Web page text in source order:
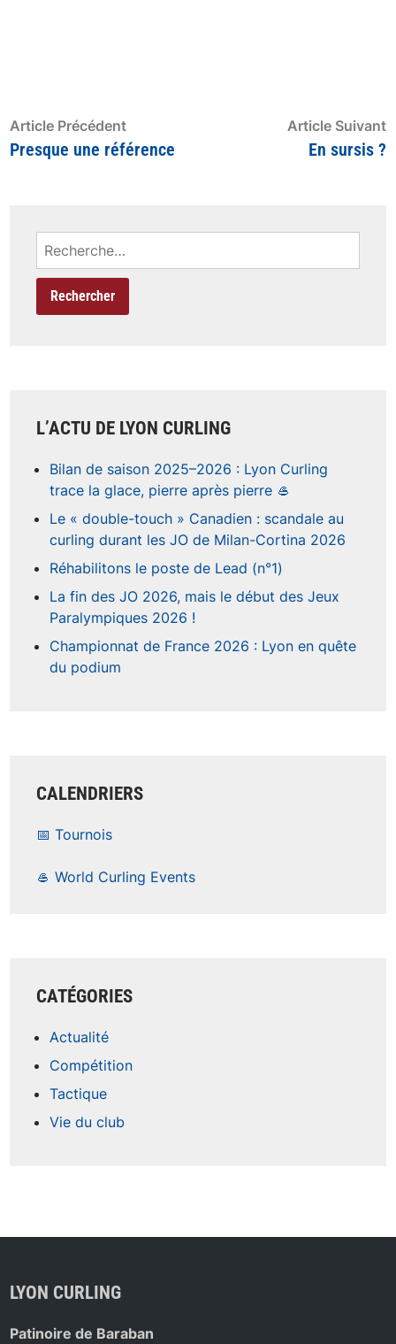
Navigation
de
Article PrécédentArticle
précédent
Presque une référence
Article Suivant
En sursis ?
Rechercher :
L’ACTU DE LYON CURLING
Bilan de saison 2025–2026 : Lyon Curling
trace la glace, pierre après pierre 🥌
Le « double-touch » Canadien : scandale au
curling durant les JO de Milan-Cortina 2026
Réhabilitons le poste de Lead (n°1)
La fin des JO 2026, mais le début des Jeux
Paralympiques 2026 !
Championnat de France 2026 : Lyon en quête
du podium
CALENDRIERS
📅 Tournois
🥌 World Curling Events
CATÉGORIES
Actualité
Compétition
Tactique
Vie du club
LYON CURLING
Patinoire de Baraban